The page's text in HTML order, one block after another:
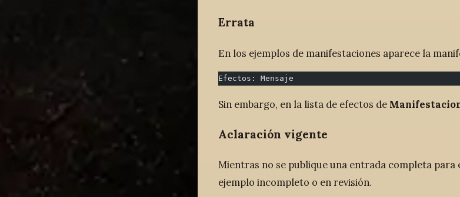
Errata
En los ejemplos de manifestaciones aparece la
Efectos: Mensaje
Sin embargo, en la lista de efectos de
Aclaración vigente
Mientras no se publique una entrada completa para
ejemplo incompleto o en revisión.